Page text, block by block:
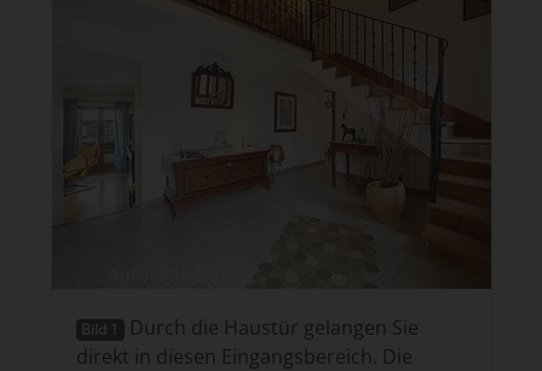
Bild 1
Durch die Haustür gelangen Sie
direkt in diesen Eingangsbereich. Die